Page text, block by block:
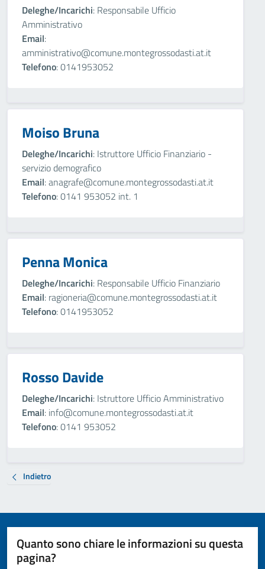
Deleghe/Incarichi: Responsabile Ufficio
Amministrativo
Email:
amministrativo@comune.montegrossodasti.at.it
Telefono: 0141953052
Moiso Bruna
Deleghe/Incarichi: Istruttore Ufficio Finanziario -
servizio demografico
Email: anagrafe@comune.montegrossodasti.at.it
Telefono: 0141 953052 int. 1
Penna Monica
Deleghe/Incarichi: Responsabile Ufficio Finanziario
Email: ragioneria@comune.montegrossodasti.at.it
Telefono: 0141953052
Rosso Davide
Deleghe/Incarichi: Istruttore Ufficio Amministrativo
Email: info@comune.montegrossodasti.at.it
Telefono: 0141 953052
Indietro
Quanto sono chiare le informazioni su questa
pagina?